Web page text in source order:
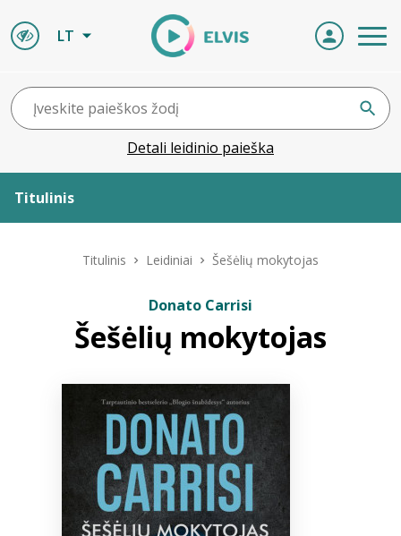
LT
Detali leidinio paieška
Titulinis
ELVIS atvyksta
Bibliotekoms
Titulinis Leidiniai Šešėlių mokytojas
Donato Carrisi
Šešėlių mokytojas